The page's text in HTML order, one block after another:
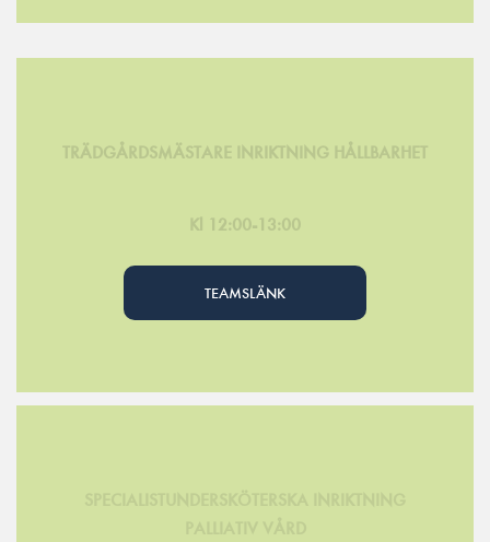
TRÄDGÅRDSMÄSTARE INRIKTNING HÅLLBARHET
Kl 12:00-13:00
TEAMSLÄNK